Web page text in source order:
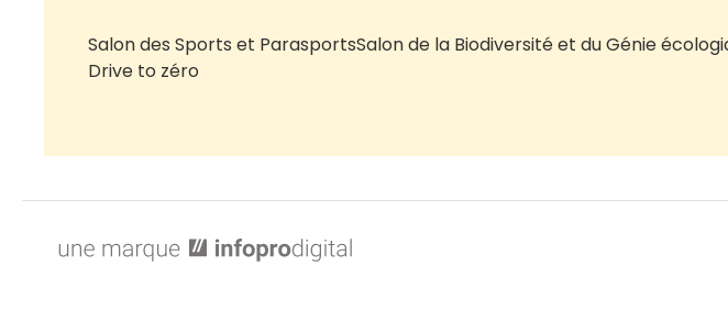
Salon des Sports et ParasportsSalon de la Biodiversité et du Génie
Drive to zéro